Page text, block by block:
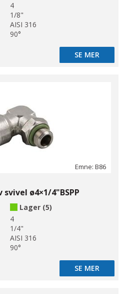
4
1/8"
AISI 316
90°
SE MER
SE MER
Emne: B86
ø4×1/4"BSPP
Lager (5)
4
1/4"
AISI 316
90°
SE MER
SE MER